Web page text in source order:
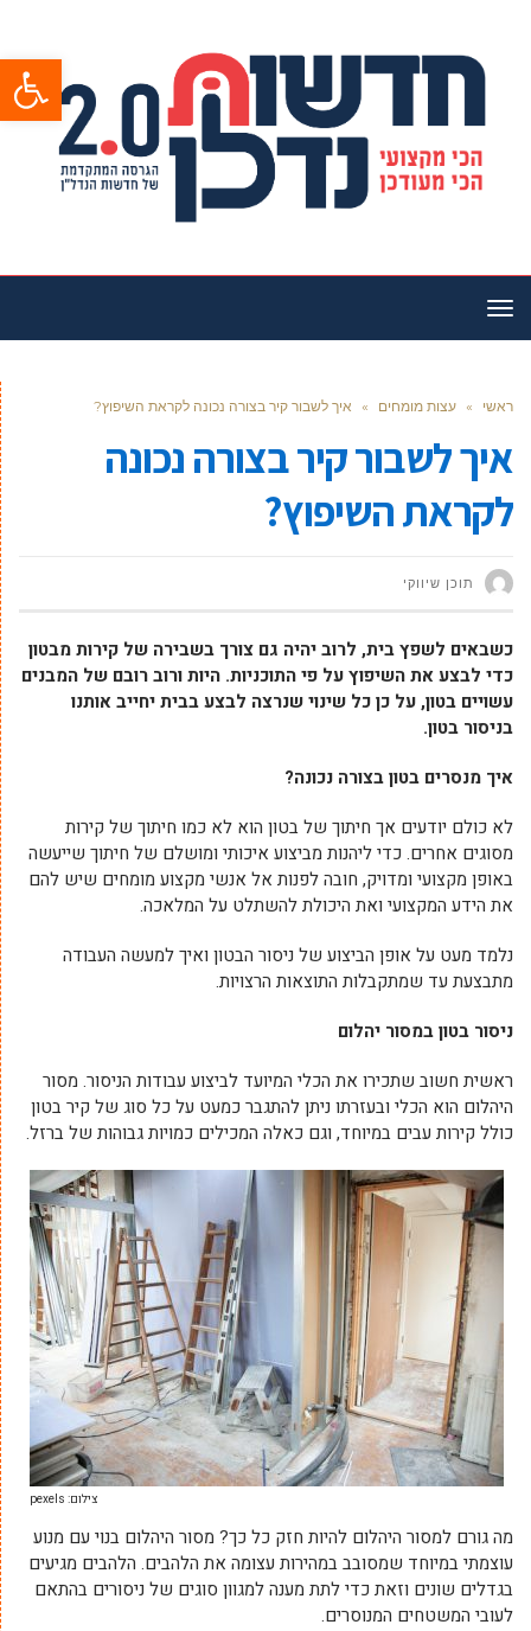
פתח
תפריט
ראשי » עצות מומחים » איך לשבור קיר בצורה נכונה לקראת השיפוץ?
איך לשבור קיר בצורה נכונה
לקראת השיפוץ?
תוכן שיווקי
כשבאים לשפץ בית, לרוב יהיה גם צורך בשבירה של קירות מבטון
כדי לבצע את השיפוץ על פי התוכניות. היות ורוב רובם של המבנים
עשויים בטון, על כן כל שינוי שנרצה לבצע בבית יחייב אותנו
בניסור בטון.
איך מנסרים בטון בצורה נכונה?
לא כולם יודעים אך חיתוך של בטון הוא לא כמו חיתוך של קירות
מסוגים אחרים. כדי ליהנות מביצוע איכותי ומושלם של חיתוך שייעשה
באופן מקצועי ומדויק, חובה לפנות אל אנשי מקצוע מומחים שיש להם
את הידע המקצועי ואת היכולת להשתלט על המלאכה.
נלמד מעט על אופן הביצוע של ניסור הבטון ואיך למעשה העבודה
מתבצעת עד שמתקבלות התוצאות הרצויות.
ניסור בטון במסור יהלום
ראשית חשוב שתכירו את הכלי המיועד לביצוע עבודות הניסור. מסור
היהלום הוא הכלי ובעזרתו ניתן להתגבר כמעט על כל סוג של קיר בטון
כולל קירות עבים במיוחד, וגם כאלה המכילים כמויות גבוהות של ברזל.
צילום: pexels
מה גורם למסור היהלום להיות חזק כל כך? מסור היהלום בנוי עם מנוע
עוצמתי במיוחד שמסובב במהירות עצומה את הלהבים. הלהבים מגיעים
בגדלים שונים וזאת כדי לתת מענה למגוון סוגים של ניסורים בהתאם
לעובי המשטחים המנוסרים.